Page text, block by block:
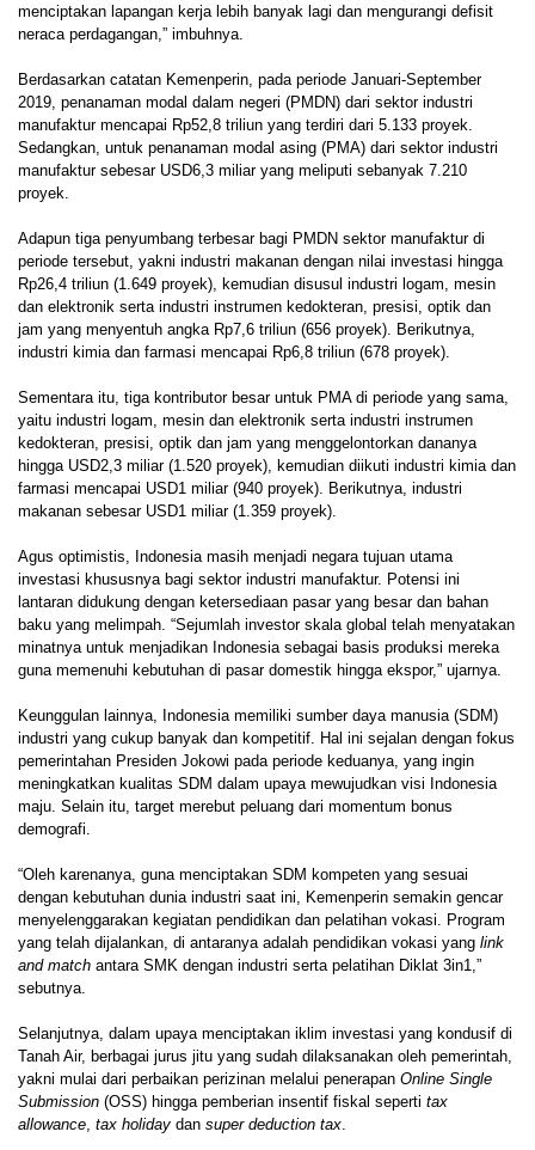
menciptakan lapangan kerja lebih banyak lagi dan mengurangi defisit
neraca perdagangan,” imbuhnya.
Berdasarkan catatan Kemenperin, pada periode Januari-September
2019, penanaman modal dalam negeri (PMDN) dari sektor industri
manufaktur mencapai Rp52,8 triliun yang terdiri dari 5.133 proyek.
Sedangkan, untuk penanaman modal asing (PMA) dari sektor industri
manufaktur sebesar USD6,3 miliar yang meliputi sebanyak 7.210
proyek.
Adapun tiga penyumbang terbesar bagi PMDN sektor manufaktur di
periode tersebut, yakni industri makanan dengan nilai investasi hingga
Rp26,4 triliun (1.649 proyek), kemudian disusul industri logam, mesin
dan elektronik serta industri instrumen kedokteran, presisi, optik dan
jam yang menyentuh angka Rp7,6 triliun (656 proyek). Berikutnya,
industri kimia dan farmasi mencapai Rp6,8 triliun (678 proyek).
Sementara itu, tiga kontributor besar untuk PMA di periode yang sama,
yaitu industri logam, mesin dan elektronik serta industri instrumen
kedokteran, presisi, optik dan jam yang menggelontorkan dananya
hingga USD2,3 miliar (1.520 proyek), kemudian diikuti industri kimia dan
farmasi mencapai USD1 miliar (940 proyek). Berikutnya, industri
makanan sebesar USD1 miliar (1.359 proyek).
Agus optimistis, Indonesia masih menjadi negara tujuan utama
investasi khususnya bagi sektor industri manufaktur. Potensi ini
lantaran didukung dengan ketersediaan pasar yang besar dan bahan
baku yang melimpah. “Sejumlah investor skala global telah menyatakan
minatnya untuk menjadikan Indonesia sebagai basis produksi mereka
guna memenuhi kebutuhan di pasar domestik hingga ekspor,” ujarnya.
Keunggulan lainnya, Indonesia memiliki sumber daya manusia (SDM)
industri yang cukup banyak dan kompetitif. Hal ini sejalan dengan fokus
pemerintahan Presiden Jokowi pada periode keduanya, yang ingin
meningkatkan kualitas SDM dalam upaya mewujudkan visi Indonesia
maju. Selain itu, target merebut peluang dari momentum bonus
demografi.
“Oleh karenanya, guna menciptakan SDM kompeten yang sesuai
dengan kebutuhan dunia industri saat ini, Kemenperin semakin gencar
menyelenggarakan kegiatan pendidikan dan pelatihan vokasi. Program
yang telah dijalankan, di antaranya adalah pendidikan vokasi yang link
and match antara SMK dengan industri serta pelatihan Diklat 3in1,”
sebutnya.
Selanjutnya, dalam upaya menciptakan iklim investasi yang kondusif di
Tanah Air, berbagai jurus jitu yang sudah dilaksanakan oleh pemerintah,
yakni mulai dari perbaikan perizinan melalui penerapan Online Single
Submission (OSS) hingga pemberian insentif fiskal seperti tax
allowance, tax holiday dan super deduction tax.